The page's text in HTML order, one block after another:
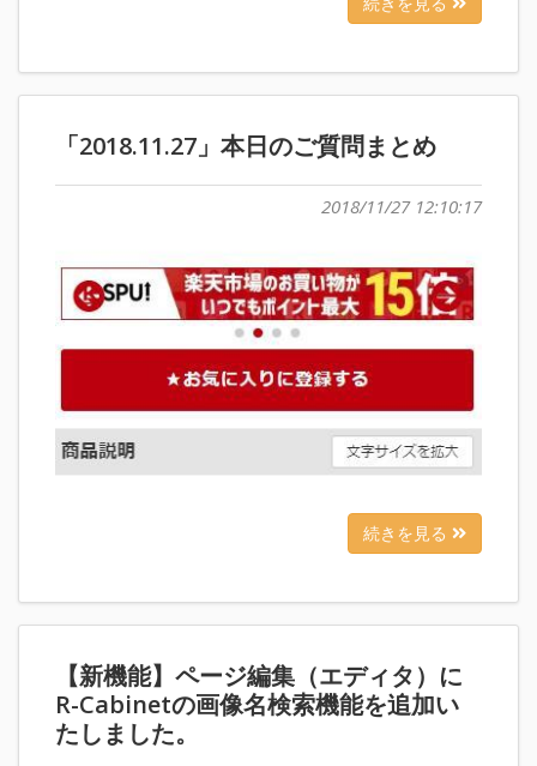
「2018.11.27」本日のご質問まとめ
2018/11/27 12:10:17
続きを見る
【新機能】ページ編集（エディタ）に
R-Cabinetの画像名検索機能を追加い
たしました。